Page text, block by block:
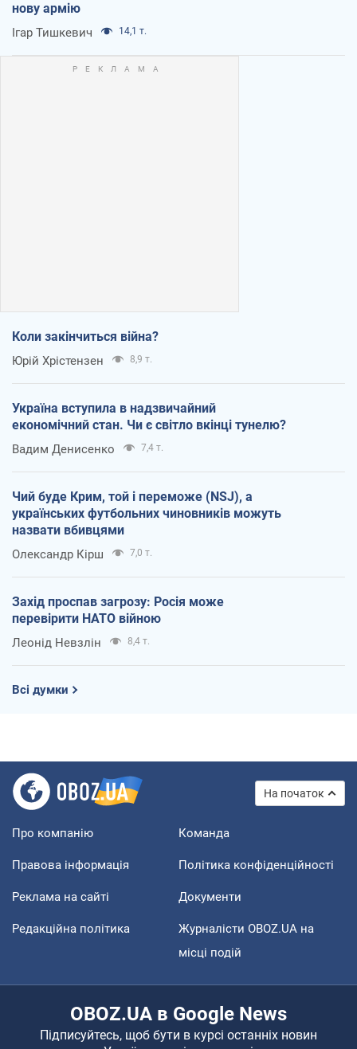
нову армію
Ігар Тишкевич 14,1 т.
Коли закінчиться війна?
Юрій Хрістензен 8,9 т.
Україна вступила в надзвичайний
економічний стан. Чи є світло вкінці тунелю?
Вадим Денисенко 7,4 т.
Чий буде Крим, той і переможе (NSJ), а
українських футбольних чиновників можуть
назвати вбивцями
Олександр Кірш 7,0 т.
Захід проспав загрозу: Росія може
перевірити НАТО війною
Леонід Невзлін 8,4 т.
Всі думки
На початок
Про компанію Команда
Правова інформація Політика конфіденційності
Реклама на сайті Документи
Редакційна політика
Журналісти OBOZ.UA на
місці подій
OBOZ.UA в Google News
Підписуйтесь, щоб бути в курсі останніх новин